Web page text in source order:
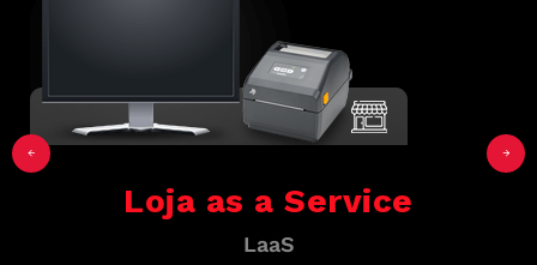
LaaS
Loja as a Service